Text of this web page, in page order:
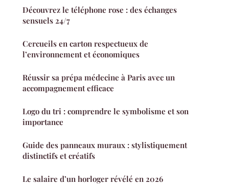
Découvrez le téléphone rose : des échanges
sensuels 24/7
Cercueils en carton respectueux de
l’environnement et économiques
Réussir sa prépa médecine à Paris avec un
accompagnement efficace
Logo du tri : comprendre le symbolisme et son
importance
Guide des panneaux muraux : stylistiquement
distinctifs et créatifs
Le salaire d’un horloger révélé en 2026